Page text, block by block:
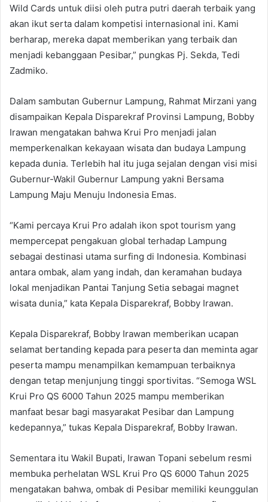
Wild Cards untuk diisi oleh putra putri daerah terbaik yang
akan ikut serta dalam kompetisi internasional ini. Kami
berharap, mereka dapat memberikan yang terbaik dan
menjadi kebanggaan Pesibar,” pungkas Pj. Sekda, Tedi
Zadmiko.
Dalam sambutan Gubernur Lampung, Rahmat Mirzani yang
disampaikan Kepala Disparekraf Provinsi Lampung, Bobby
Irawan mengatakan bahwa Krui Pro menjadi jalan
memperkenalkan kekayaan wisata dan budaya Lampung
kepada dunia. Terlebih hal itu juga sejalan dengan visi misi
Gubernur-Wakil Gubernur Lampung yakni Bersama
Lampung Maju Menuju Indonesia Emas.
“Kami percaya Krui Pro adalah ikon spot tourism yang
mempercepat pengakuan global terhadap Lampung
sebagai destinasi utama surfing di Indonesia. Kombinasi
antara ombak, alam yang indah, dan keramahan budaya
lokal menjadikan Pantai Tanjung Setia sebagai magnet
wisata dunia,” kata Kepala Disparekraf, Bobby Irawan.
Kepala Disparekraf, Bobby Irawan memberikan ucapan
selamat bertanding kepada para peserta dan meminta agar
peserta mampu menampilkan kemampuan terbaiknya
dengan tetap menjunjung tinggi sportivitas. “Semoga WSL
Krui Pro QS 6000 Tahun 2025 mampu memberikan
manfaat besar bagi masyarakat Pesibar dan Lampung
kedepannya,” tukas Kepala Disparekraf, Bobby Irawan.
Sementara itu Wakil Bupati, Irawan Topani sebelum resmi
membuka perhelatan WSL Krui Pro QS 6000 Tahun 2025
mengatakan bahwa, ombak di Pesibar memiliki keunggulan